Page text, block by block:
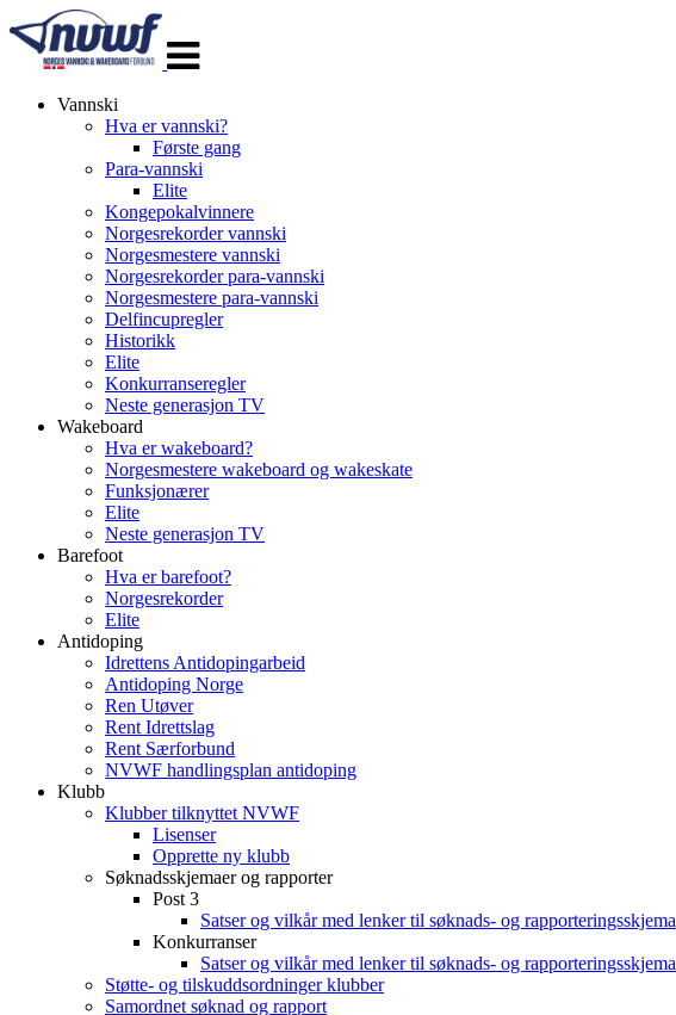
navigasjon
Vannski
Hva er vannski?
Første gang
Para-vannski
Elite
Kongepokalvinnere
Norgesrekorder vannski
Norgesmestere vannski
Norgesrekorder para-vannski
Norgesmestere para-vannski
Delfincupregler
Historikk
Elite
Konkurranseregler
Neste generasjon TV
Wakeboard
Hva er wakeboard?
Norgesmestere wakeboard og wakeskate
Funksjonærer
Elite
Neste generasjon TV
Barefoot
Hva er barefoot?
Norgesrekorder
Elite
Antidoping
Idrettens Antidopingarbeid
Antidoping Norge
Ren Utøver
Rent Idrettslag
Rent Særforbund
NVWF handlingsplan antidoping
Klubb
Klubber tilknyttet NVWF
Lisenser
Opprette ny klubb
Søknadsskjemaer og rapporter
Post 3
Satser og vilkår med lenker til søknads- og rapporteringsskjema
Konkurranser
Satser og vilkår med lenker til søknads- og rapporteringsskjema
Støtte- og tilskuddsordninger klubber
Samordnet søknad og rapport